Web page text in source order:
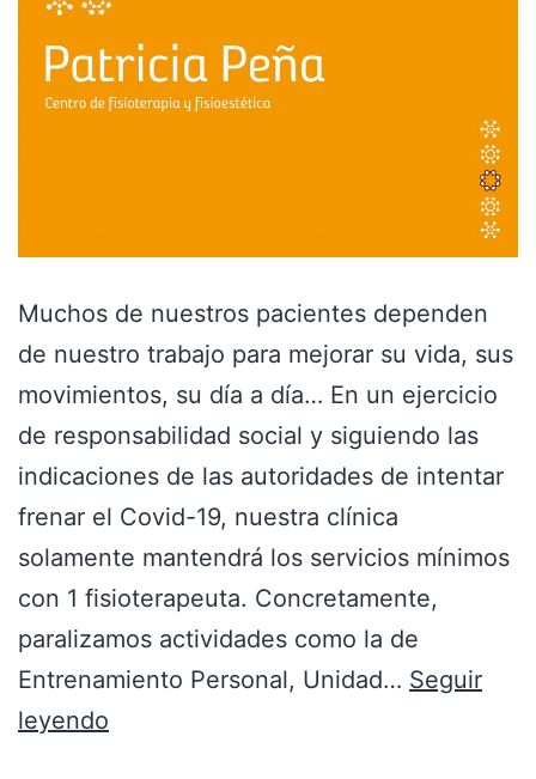
Muchos de nuestros pacientes dependen
de nuestro trabajo para mejorar su vida, sus
movimientos, su día a día… En un ejercicio
de responsabilidad social y siguiendo las
indicaciones de las autoridades de intentar
frenar el Covid-19, nuestra clínica
solamente mantendrá los servicios mínimos
con 1 fisioterapeuta. Concretamente,
paralizamos actividades como la de
Entrenamiento Personal, Unidad… Seguir
leyendo